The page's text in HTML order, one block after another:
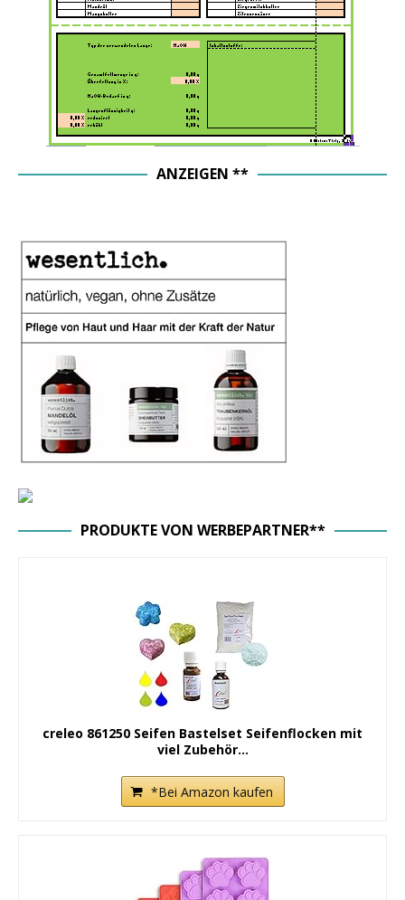
ANZEIGEN **
PRODUKTE VON WERBEPARTNER**
creleo 861250 Seifen Bastelset Seifenflocken mit
viel Zubehör...
*Bei Amazon kaufen